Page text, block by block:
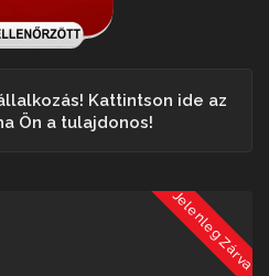
Kattintson ide az
Ön a tulajdonos!
Jelenleg Zárva